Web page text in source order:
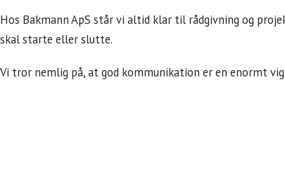
Hos Bakmann ApS står vi altid klar til rådgivning og
skal starte eller slutte.
Vi tror nemlig på, at god kommunikation er en enormt